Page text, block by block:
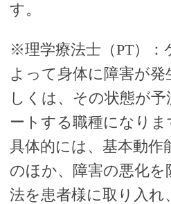
す。
※理学療法士（PT）：
よって身体に障害が発
しくは、その状態が
ートする職種になりま
具体的には、基本動作
のほか、障害の悪化
法を患者様に取り入れ